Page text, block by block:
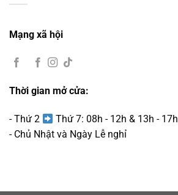
Mạng xã hội
Thời gian mở cửa:
- Thứ 2
Thứ 7: 08h - 12h & 13h - 17h
- Chủ Nhật và Ngày Lễ nghỉ